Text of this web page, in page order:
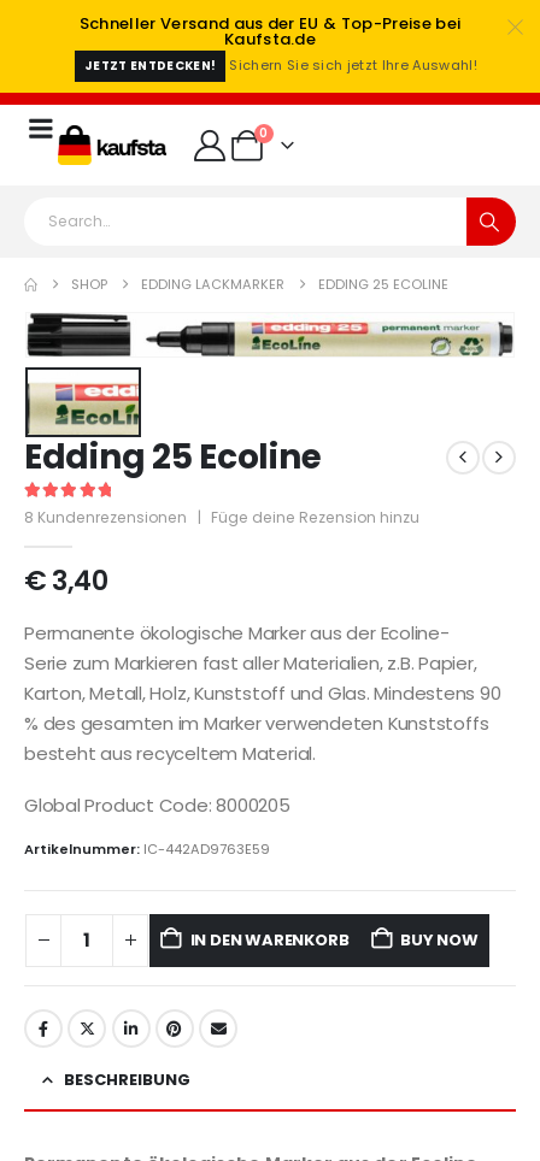
Schneller Versand aus der EU & Top-Preise bei
Kaufsta.de
JETZT ENTDECKEN! Sichern Sie sich jetzt Ihre Auswahl!
0
SHOP EDDING LACKMARKER EDDING 25 ECOLINE
Edding 25 Ecoline
5 out of 5
8 Kundenrezensionen | Füge deine Rezension hinzu
€3,40
Permanente ökologische Marker aus der Ecoline-
Serie zum Markieren fast aller Materialien, z.B. Papier,
Karton, Metall, Holz, Kunststoff und Glas. Mindestens 90
% des gesamten im Marker verwendeten Kunststoffs
besteht aus recyceltem Material.
Global Product Code: 8000205
Artikelnummer: IC-442AD9763E59
IN DEN WARENKORB BUY NOW
BESCHREIBUNG